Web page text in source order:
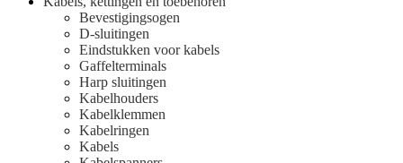
Bevestigingsogen
D-sluitingen
Eindstukken voor kabels
Gaffelterminals
Harp sluitingen
Kabelhouders
Kabelklemmen
Kabelringen
Kabels